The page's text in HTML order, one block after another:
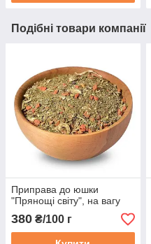
Подібні товари компанії
Приправа до юшки
"Прянощі світу", на вагу
380 ₴/100 г